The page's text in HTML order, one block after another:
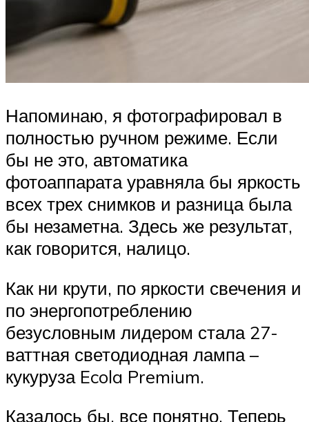
Напоминаю, я фотографировал в
полностью ручном режиме. Если
бы не это, автоматика
фотоаппарата уравняла бы яркость
всех трех снимков и разница была
бы незаметна. Здесь же результат,
как говорится, налицо.
Как ни крути, по яркости свечения и
по энергопотреблению
безусловным лидером стала 27-
ваттная светодиодная лампа –
кукуруза Ecola Premium.
Казалось бы, все понятно. Теперь